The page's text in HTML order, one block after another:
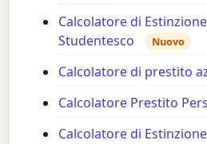
Calcolatore di
Studentesco
Nuovo
Calcolatore di prestito
Calcolatore Prestito
Calcolatore di